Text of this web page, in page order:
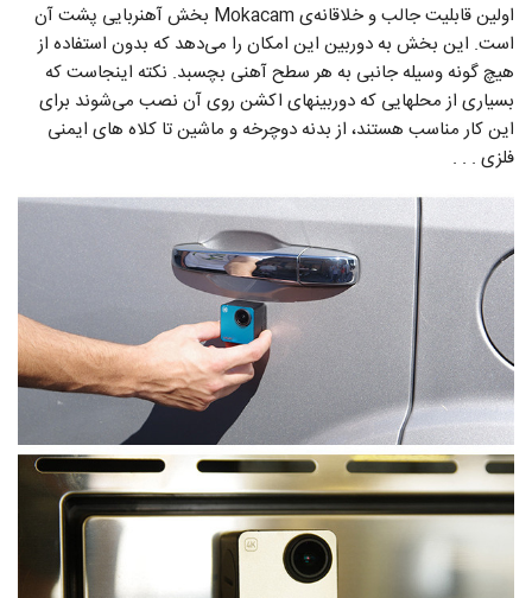
اولین قابلیت جالب و خلاقانه‌ی Mokacam بخش آهنربایی پشت آن
است. این بخش به دوربین این امکان را می‌دهد که بدون استفاده از
هیچ گونه وسیله جانبی به هر سطح آهنی بچسبد. نکته اینجاست که
بسیاری از محلهایی که دوربینهای اکشن روی آن نصب می‌شوند برای
این کار مناسب هستند، از بدنه دوچرخه و ماشین تا کلاه های ایمنی
فلزی . . .